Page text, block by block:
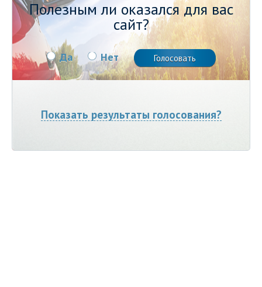
Полезным ли оказался для вас
сайт?
Да Нет
Показать результаты голосования?